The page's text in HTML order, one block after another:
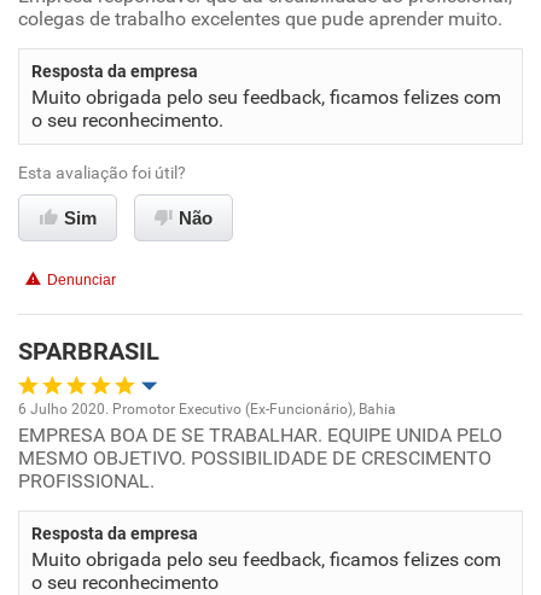
Conciliação com a vida familiar
Benefícios
Recomenda esta empresa
Recomenda a diretoria
colegas de trabalho excelentes que pude aprender muito.
Resposta da empresa
Muito obrigada pelo seu feedback, ficamos felizes com
o seu reconhecimento.
Esta avaliação foi útil?
Sim Não
Denunciar
SPARBRASIL
Oportunidade de promoção
Conciliação com a vida familiar
6 Julho 2020. Promotor Executivo (Ex-Funcionário), Bahia
EMPRESA BOA DE SE TRABALHAR. EQUIPE UNIDA PELO
MESMO OBJETIVO. POSSIBILIDADE DE CRESCIMENTO
PROFISSIONAL.
Resposta da empresa
Muito obrigada pelo seu feedback, ficamos felizes com
o seu reconhecimento